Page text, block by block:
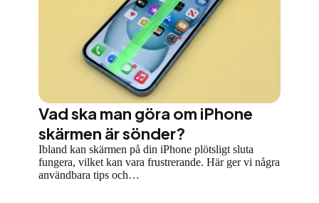
Vad ska man göra om iPhone
skärmen är sönder?
Ibland kan skärmen på din iPhone plötsligt sluta
fungera, vilket kan vara frustrerande. Här ger vi några
användbara tips och…